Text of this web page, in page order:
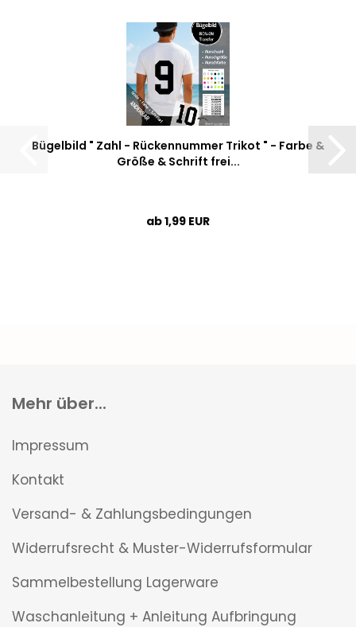
Bügelbild " Zahl - Rückennummer Trikot " - Farbe &
Größe & Schrift frei...
ab 1,99 EUR
Mehr über...
Impressum
Kontakt
Versand- & Zahlungsbedingungen
Widerrufsrecht & Muster-Widerrufsformular
Sammelbestellung Lagerware
Waschanleitung + Anleitung Aufbringung